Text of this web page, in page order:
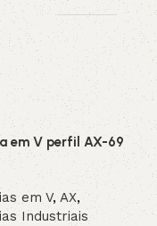
em V perfil AX-69
em V,AX,
Industriais